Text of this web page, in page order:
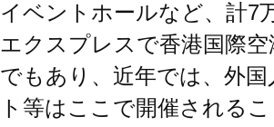
イベントホールなど、計
エクスプレスで香港国際
でもあり、近年では、外
ト等はここで開催される